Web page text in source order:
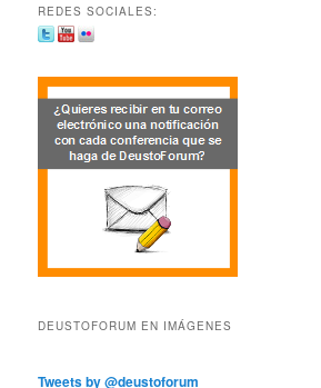
REDES SOCIALES:
DEUSTOFORUM EN IMÁGENES
Tweets by @deustoforum